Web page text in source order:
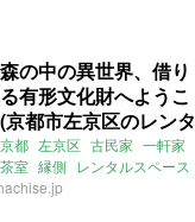
の中の異世界、借り
有形文化財へようこ
京都市左京区のレンタ
ース）
京都 左京区 古民家 一軒家
茶室 縁側 レンタルスペース